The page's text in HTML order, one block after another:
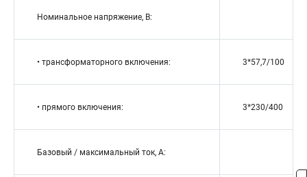
Номинальное напряжение, В:
• трансформаторного включения: 3*57,7/100
• прямого включения: 3*230/400
Базовый / максимальный ток, А: